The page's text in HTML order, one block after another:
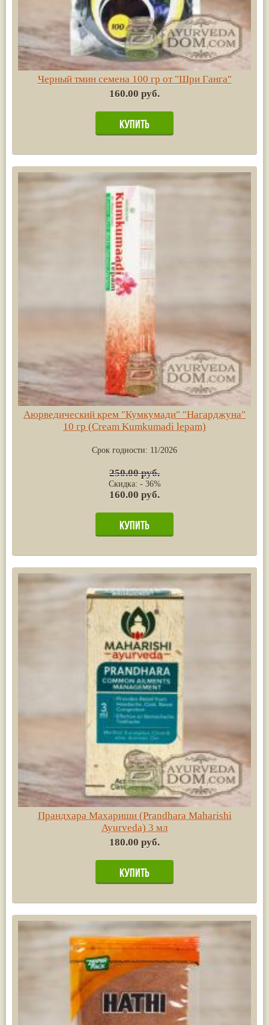
Черный тмин семена 100 гр от "Шри Ганга"
160.00 руб.
Аюрведический крем "Кумкумади" "Нагарджуна"
10 гр (Cream Kumkumadi lepam)
Срок годности: 11/2026
250.00 руб.
Скидка: - 36%
160.00 руб.
Прандхара Махариши (Prandhara Maharishi
Ayurvedа) 3 мл
180.00 руб.